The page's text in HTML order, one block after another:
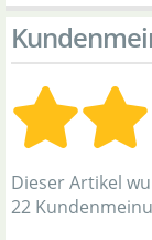
Dieser Artikel
22